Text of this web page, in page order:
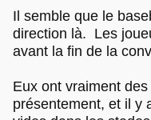
Il semble que le
direction là. Les
avant la fin de la
Eux ont vraiment
présentement, et il y